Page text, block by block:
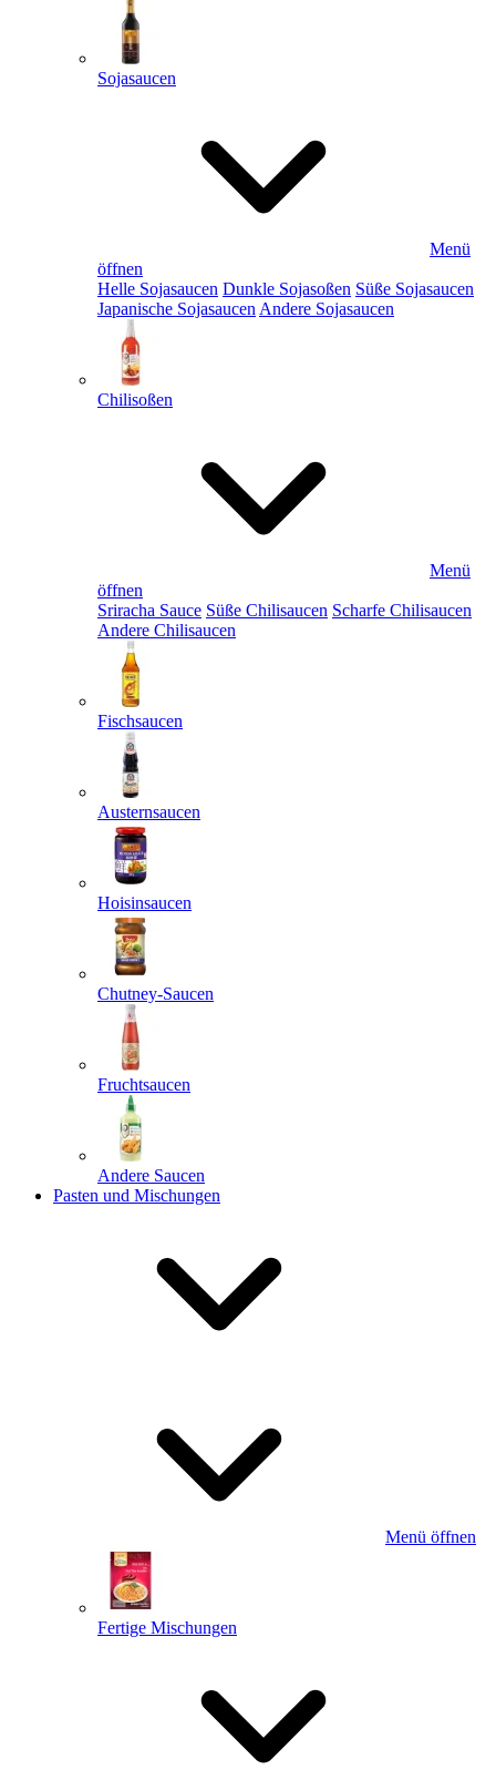
Sojasaucen
Menü
öffnen
Helle Sojasaucen Dunkle Sojasoßen Süße Sojasaucen
Japanische Sojasaucen Andere Sojasaucen
Chilisoßen
Menü
öffnen
Sriracha Sauce Süße Chilisaucen Scharfe Chilisaucen
Andere Chilisaucen
Fischsaucen
Austernsaucen
Hoisinsaucen
Chutney-Saucen
Fruchtsaucen
Andere Saucen
Pasten und Mischungen
Menü öffnen
Fertige Mischungen